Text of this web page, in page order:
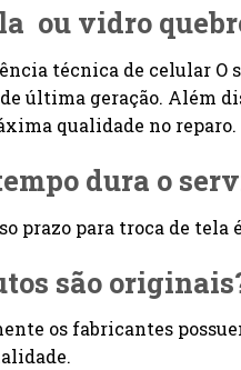
ou vidro
técnica de celular O
última geração. Além
qualidade no reparo.
dura o
prazo para troca de
são
os fabricantes